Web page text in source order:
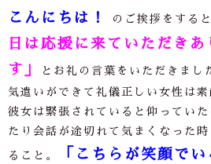
こんにちは！ のご挨拶をする
日は応援に来ていただきあ
す」
とお礼の言葉をいただきまし
気遣いができて礼儀正しい女性は素
彼女は緊張されていると仰ってい
たり会話が途切れて気まくなった
ること。
「こちらが笑顔で